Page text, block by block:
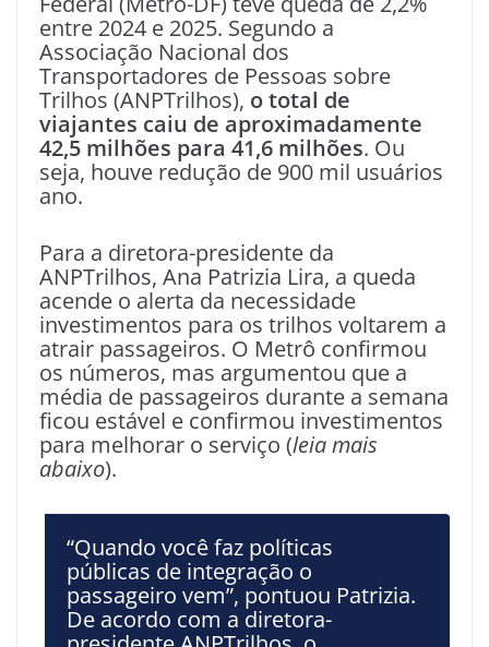
entre 2024 e 2025. Segundo a
Associação Nacional dos
Transportadores de Pessoas sobre
Trilhos (ANPTrilhos), o total de
viajantes caiu de aproximadamente
42,5 milhões para 41,6 milhões. Ou
seja, houve redução de 900 mil usuários
ano.
Para a diretora-presidente da
ANPTrilhos, Ana Patrizia Lira, a queda
acende o alerta da necessidade
investimentos para os trilhos voltarem a
atrair passageiros. O Metrô confirmou
os números, mas argumentou que a
média de passageiros durante a semana
ficou estável e confirmou investimentos
para melhorar o serviço (leia mais
abaixo).
“Quando você faz políticas
públicas de integração o
passageiro vem”, pontuou Patrizia.
De acordo com a diretora-